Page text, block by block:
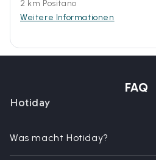
2 km Positano
Weitere Informationen
FAQ
Hotiday
Was macht Hotiday?